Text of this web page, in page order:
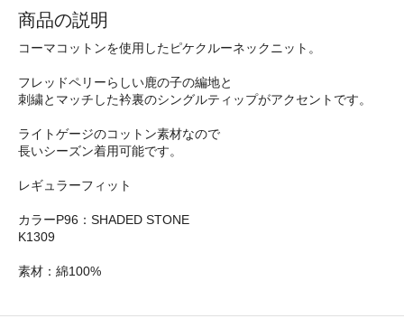
商品の説明
コーマコットンを使用したピケクルーネックニット。
フレッドペリーらしい鹿の子の編地と
刺繍とマッチした衿裏のシングルティップがアクセントです。
ライトゲージのコットン素材なので
長いシーズン着用可能です。
レギュラーフィット
カラーP96：SHADED STONE
K1309
素材：綿100%